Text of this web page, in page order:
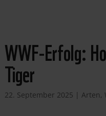
WWF-Erfolg:
Tiger
22. September 2025 | Arten,